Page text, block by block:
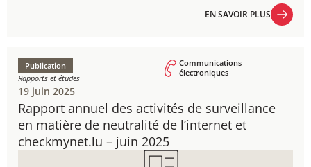
EN SAVOIR PLUS
Rapport annuel des activités de surveillance
en matière de neutralité de l’internet et
checkmynet.lu – juin 2025
Publication
Rapports et études
Communications
électroniques
19 juin 2025